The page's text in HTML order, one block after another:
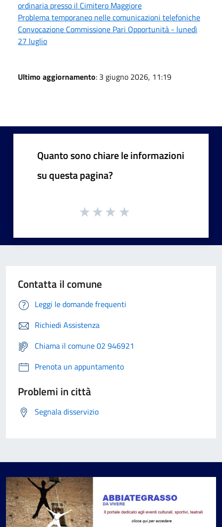
ordinaria presso il Cimitero Maggiore
Problema temporaneo nelle comunicazioni telefoniche
Convocazione Commissione Pari Opportunità - lunedì
27 luglio
Ultimo aggiornamento: 3 giugno 2026, 11:19
Quanto sono chiare le informazioni
su questa pagina?
Contatta il comune
Leggi le domande frequenti
Richiedi Assistenza
Chiama il comune 02 946921
Prenota un appuntamento
Problemi in città
Segnala disservizio